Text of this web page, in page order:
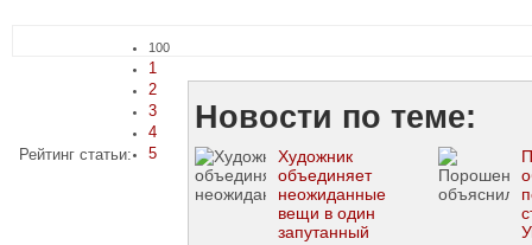
Рейтинг статьи:
100
1
2
3
4
5
Новости по теме:
Художник
объединяет
неожиданные
вещи в один
запутанный